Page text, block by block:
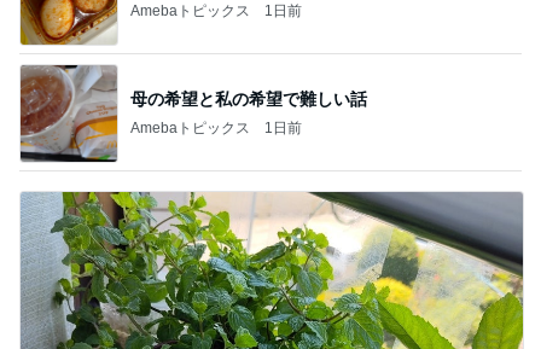
Amebaトピックス 1日前
母の希望と私の希望で難しい話
Amebaトピックス 1日前